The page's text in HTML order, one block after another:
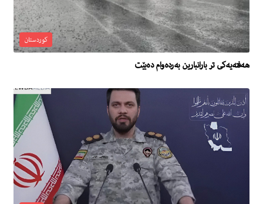
کوردستان
هەفتەیەکی تر بارانبارین بەردەوام دەبێت